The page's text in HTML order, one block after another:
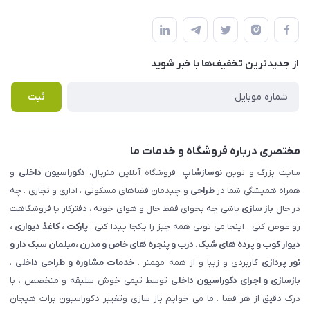
املاک مدنی - نوساز شاپ
لیست محصولات
درباره ما
قوانین و مقررات
حریم خصوصی
راهنما
پرسش های متداول
از جدید‌ترین تخفیف‌ها با‌ خبر شوید
ثبت
مختصری درباره فروشگاه و خدمات ما
سایت بزرگ و نویننوسازشاپ، فروشگاه آنلاین متریال، دکوراسیون داخلی و
همراه همیشگی شما درطراحی و چیدمان فضاهای مسکونی ، اداری و تجاری . چه
در حال باز سازی باشی چه بخوای فقط حال و هوای خونه ، دفترکار یا فروشگاهت
رو عوض کنی ، اینجا می تونی همه چیز را یکجا پیدا کنی :پارکت ، کاغذ دیواری ،
دیوار کوب و پرده های شیک. درب و پنجره های خاص و مدرن ،مبلمان سبک دار و
نور پردازی کاربردی و زیبا و از همه مهمتر : خدمات مشاوره و طراحی داخلی ،
بازسازی و اجرای دکوراسیون داخلی توسط تیمی خوش سلیقه و متخصص ، با
درک دقیق از هر فضا . ما می خوایم باز سازی وتغییر دکوراسیون برات هیجان